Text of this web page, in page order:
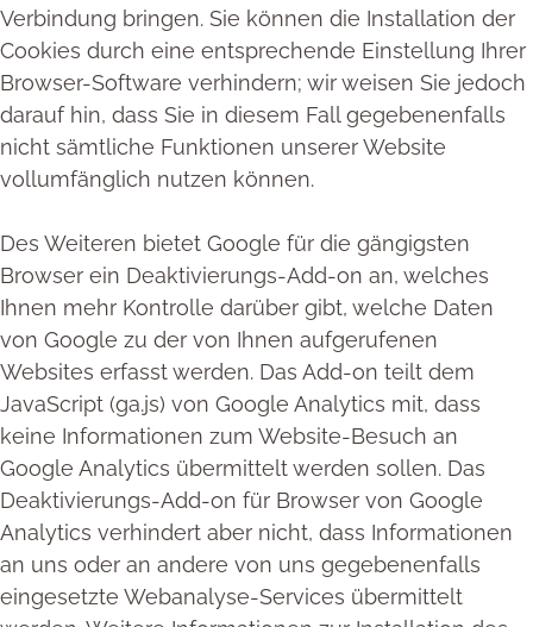
Verbindung bringen. Sie können die Installation der
Cookies durch eine entsprechende Einstellung Ihrer
Browser-Software verhindern; wir weisen Sie jedoch
darauf hin, dass Sie in diesem Fall gegebenenfalls
nicht sämtliche Funktionen unserer Website
vollumfänglich nutzen können.
Des Weiteren bietet Google für die gängigsten
Browser ein Deaktivierungs-Add-on an, welches
Ihnen mehr Kontrolle darüber gibt, welche Daten
von Google zu der von Ihnen aufgerufenen
Websites erfasst werden. Das Add-on teilt dem
JavaScript (ga.js) von Google Analytics mit, dass
keine Informationen zum Website-Besuch an
Google Analytics übermittelt werden sollen. Das
Deaktivierungs-Add-on für Browser von Google
Analytics verhindert aber nicht, dass Informationen
an uns oder an andere von uns gegebenenfalls
eingesetzte Webanalyse-Services übermittelt